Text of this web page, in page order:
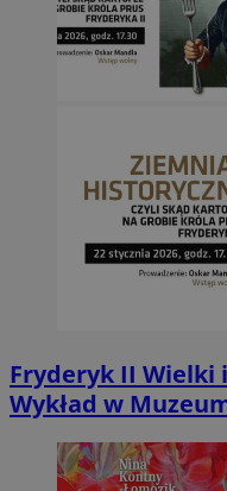
Fryderyk II Wielki
Wykład w